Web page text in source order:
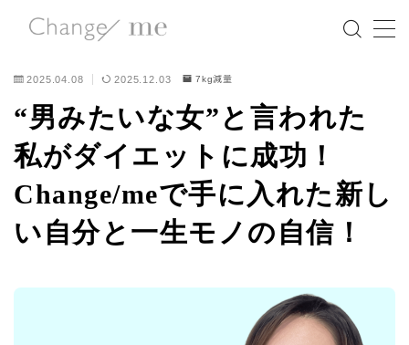
NEWS
Change/meの想い
5つの特徴
2025.04.08 2025.12.03 7kg減量
“男みたいな女”と言われた
私がダイエットに成功！
Change/meで手に入れた新し
い自分と一生モノの自信！